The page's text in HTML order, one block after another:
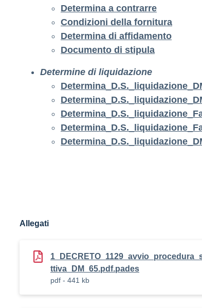
Determina a contrarre
Condizioni della fornitura
Determina di affidamento
Documento di stipula
Determine di liquidazione
Allegati
ttiva_DM_65.pdf.pades
pdf - 441 kb